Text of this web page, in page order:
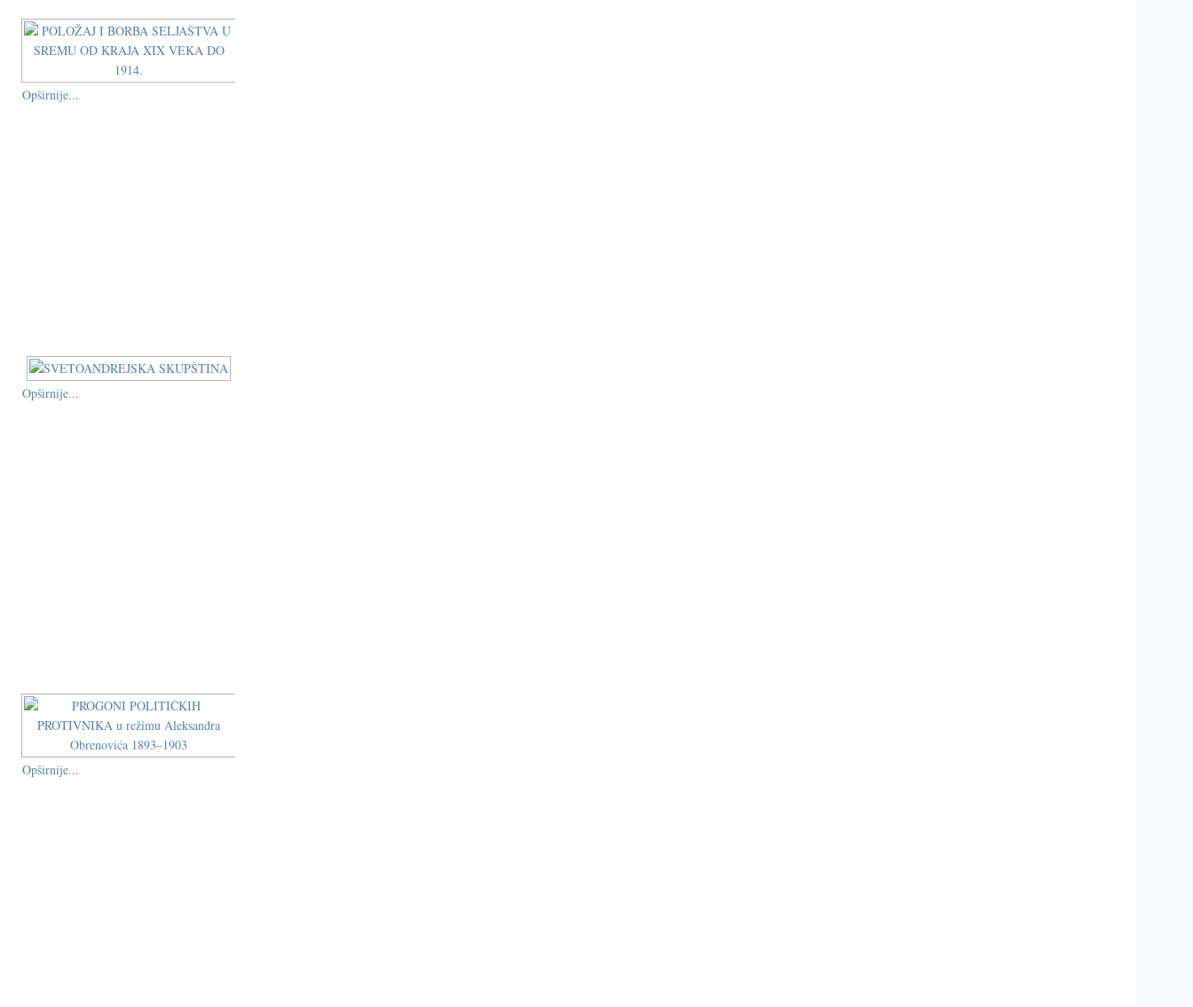
Opširnije...
Opširnije...
Opširnije...